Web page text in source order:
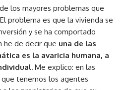
los mayores problemas que
problema es que la vivienda se
y se ha comportado
he de decir que una de las
es la avaricia humana, a
Me explico: en las
tenemos los agentes